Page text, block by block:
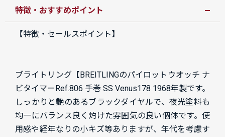
特徴・おすすめポイント
【特徴・セールスポイント】
ブライトリング【BREITLINGのパイロットウオッチ ナ
ビタイマーRef.806 手巻 SS Venus178 1968年製です。
しっかりと艶のあるブラックダイヤルで、夜光塗料も
均一にバランス良く灼けた雰囲気の良い個体です。使
用感や経年なりの小キズ等ありますが、年代を考慮す